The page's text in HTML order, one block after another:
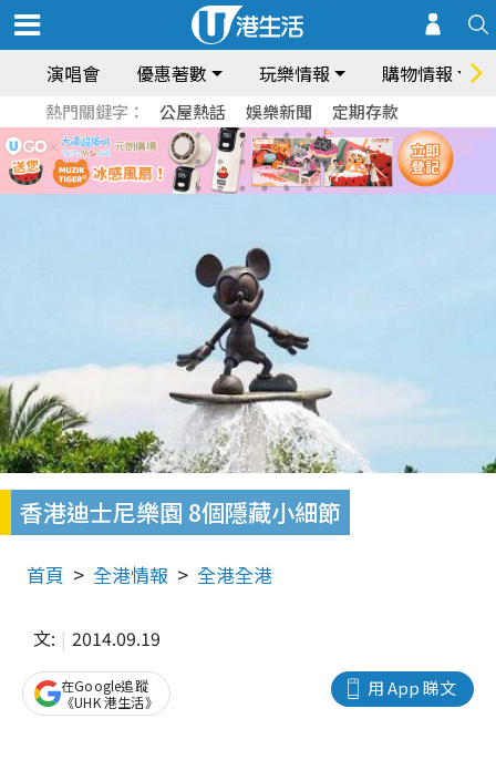
演唱會 優惠著數 玩樂情報 購物情報
熱門關鍵字： 公屋熱話 娛樂新聞 定期存款
香港迪士尼樂園 8個隱藏小細節
首頁 全港情報 全港全港
文: 2014.09.19
用 App 睇文
在Google追蹤
《UHK 港生活》